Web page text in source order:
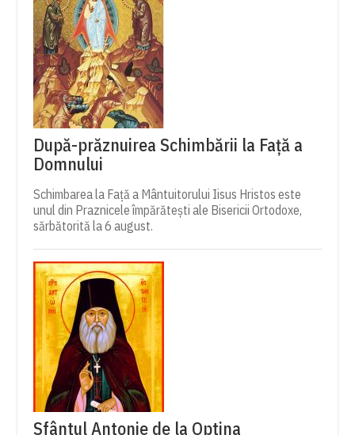
După-prăznuirea Schimbării la Față a
Domnului
Schimbarea la Față a Mântuitorului Iisus Hristos este
unul din Praznicele împărătești ale Bisericii Ortodoxe,
sărbătorită la 6 august.
Sfântul Antonie de la Optina